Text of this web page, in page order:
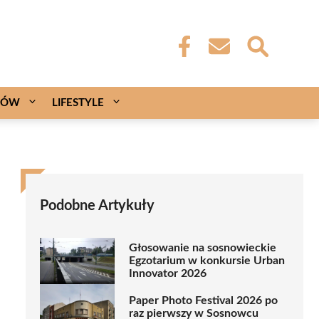
LIFESTYLE
Podobne Artykuły
Głosowanie na sosnowieckie
Egzotarium w konkursie Urban
Innovator 2026
Paper Photo Festival 2026 po
raz pierwszy w Sosnowcu